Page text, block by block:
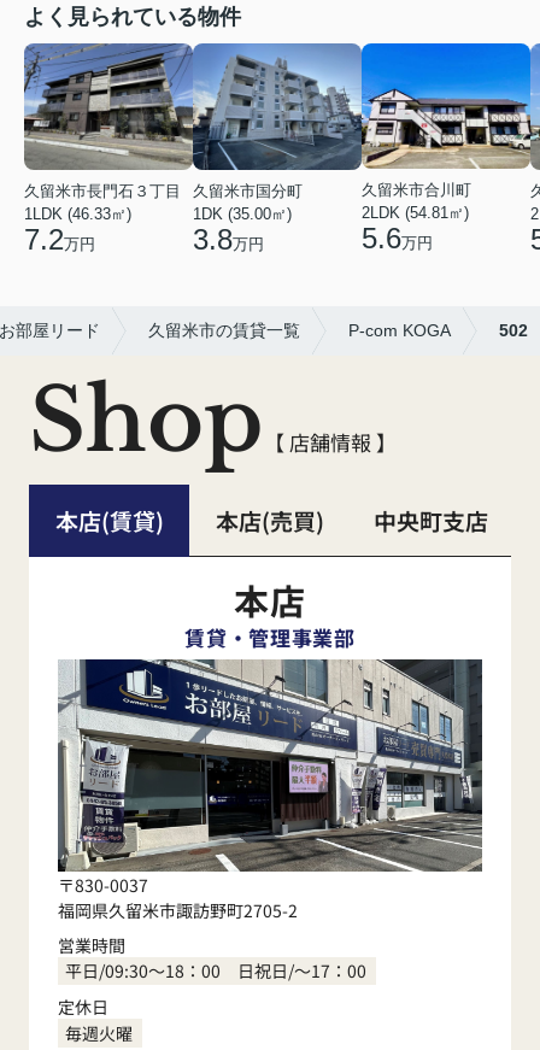
よく見られている物件
久留米市長門石３丁目
1LDK (46.33㎡)
7.2万円
久留米市国分町
1DK (35.00㎡)
3.8万円
久留米市合川町
2LDK (54.81㎡)
5.6万円
部屋リード 久留米市の賃貸一覧 P-com KOGA 502
Shop 【 店舗情報 】
本店(賃貸) 本店(売買) 中央町支店
本店
賃貸・管理事業部
〒830-0037
福岡県久留米市諏訪野町2705-2
営業時間
平日/09:30～18：00 日祝日/～17：00
定休日
毎週火曜